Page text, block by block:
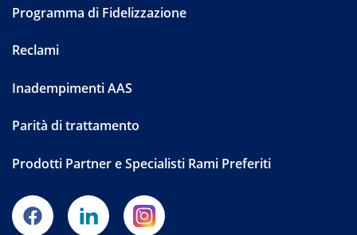
Programma di Fidelizzazione
Reclami
Inadempimenti AAS
Parità di trattamento
Prodotti Partner e Specialisti Rami Preferiti